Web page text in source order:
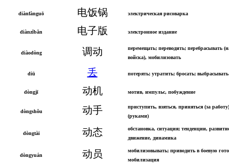
diànfànguō 电饭锅 электрическая рисоварка
diànzǐbǎn 电子版 электронное издание
diàodòng 调动
перемещать; переводить; перебрасывать
войска), мобилизовать
diū 丢 потерять; утратить; бросать; выбрасывать
dòngjī 动机 мотив, импульс, побуждение
dòngshǒu 动手
приступить, взяться, приняться (за
(руками)
dòngtài 动态
обстановка, ситуация; тенденции,
движение, динамика
dòngyuán 动员
мобилизовывать; приводить в боевую
мобилизация